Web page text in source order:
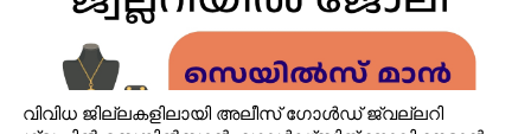
വിവിധ ജില്ലകളിലായി അലീസ് ഗോൾഡ് ജ്വല്ലറി